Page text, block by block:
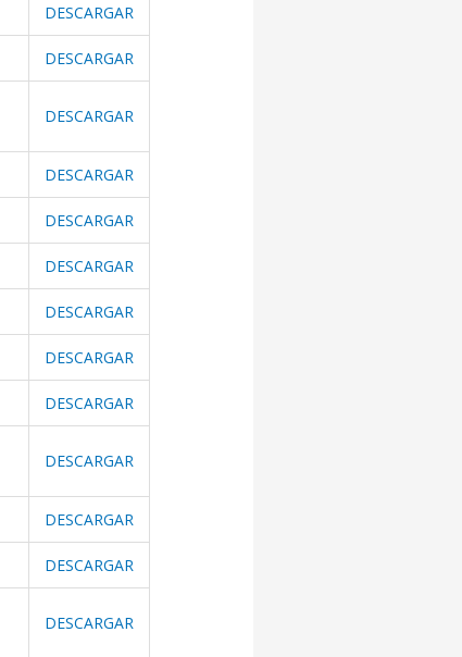
DESCARGAR
DESCARGAR
DESCARGAR
DESCARGAR
DESCARGAR
DESCARGAR
DESCARGAR
DESCARGAR
DESCARGAR
DESCARGAR
DESCARGAR
DESCARGAR
DESCARGAR